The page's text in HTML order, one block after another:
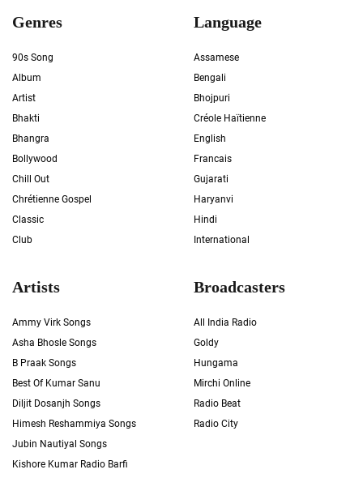
Genres
90s Song
Album
Artist
Bhakti
Bhangra
Bollywood
Chill Out
Chrétienne Gospel
Classic
Club
Language
Assamese
Bengali
Bhojpuri
Créole Haïtienne
English
Francais
Gujarati
Haryanvi
Hindi
International
Artists
Ammy Virk Songs
Asha Bhosle Songs
B Praak Songs
Best Of Kumar Sanu
Diljit Dosanjh Songs
Himesh Reshammiya Songs
Jubin Nautiyal Songs
Kishore Kumar Radio Barfi
Broadcasters
All India Radio
Goldy
Hungama
Mirchi Online
Radio Beat
Radio City